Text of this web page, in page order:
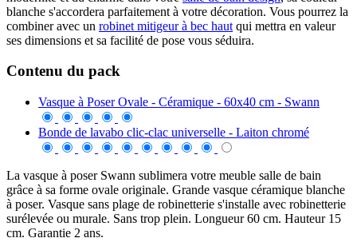
blanche s'accordera parfaitement à votre décoration. Vous pourrez la
combiner avec un robinet mitigeur à bec haut qui mettra en valeur
ses dimensions et sa facilité de pose vous séduira.
Contenu du pack
Vasque à Poser Ovale - Céramique - 60x40 cm - Swann
Bonde de lavabo clic-clac universelle - Laiton chromé
La vasque à poser Swann sublimera votre meuble salle de bain
grâce à sa forme ovale originale. Grande vasque céramique blanche
à poser. Vasque sans plage de robinetterie s'installe avec robinetterie
surélevée ou murale. Sans trop plein. Longueur 60 cm. Hauteur 15
cm. Garantie 2 ans.